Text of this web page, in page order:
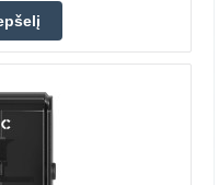
ELEGOO Saturn 4